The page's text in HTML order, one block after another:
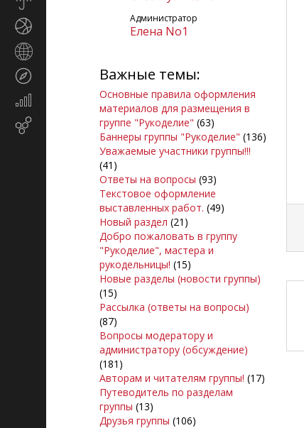
Экономика
маркетинг
Администратор
Елена No1
Важные темы:
Основные правила оформления
материалов для размещения в
группе "Рукоделие" (63)
Баннеры группы "Рукоделие" (136)
Уважаемые участники группы!!!
(41)
Ответы на вопросы (93)
Текстовое оформление
выставленных работ. (49)
Новый раздел (21)
Добро пожаловать в группу
"Рукоделие", мастера и
рукодельницы! (15)
Новые разделы (новости группы)
(15)
Рассылка (ответы на вопросы)
(87)
Вопросы модератору и
администратору (обсуждение)
(181)
Авторам и читателям группы! (17)
Путеводитель по разделам
группы (13)
Друзья группы (106)